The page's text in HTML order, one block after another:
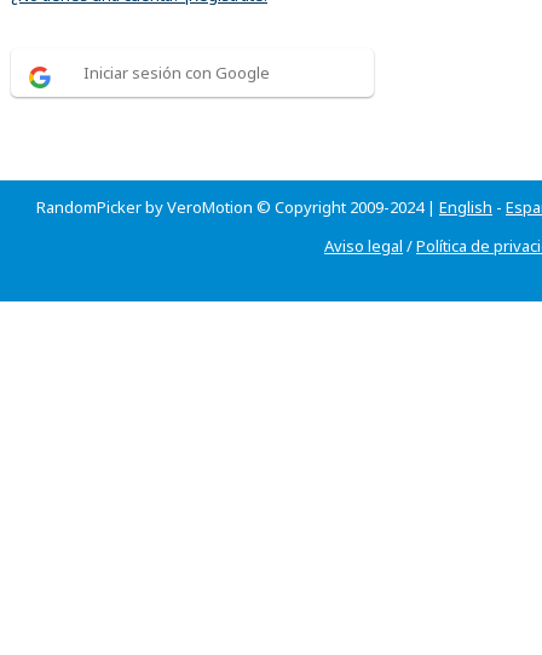
Iniciar sesión con Google
RandomPicker by VeroMotion © Copyright 2009-2024 | English -
Aviso legal /Política de